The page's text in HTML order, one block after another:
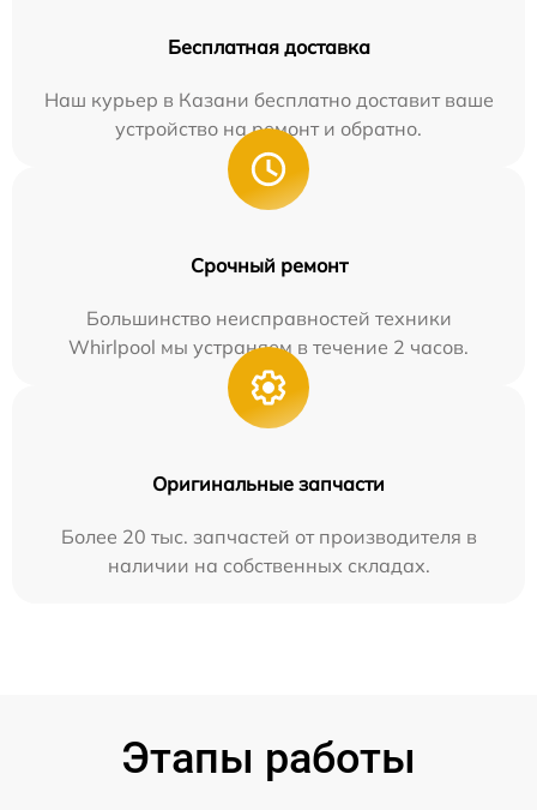
Бесплатная доставка
Наш курьер в Казани бесплатно доставит ваше
устройство на ремонт и обратно.
Срочный ремонт
Большинство неисправностей техники
Whirlpool мы устраняем в течение 2 часов.
Оригинальные запчасти
Более 20 тыс. запчастей от производителя в
наличии на собственных складах.
Этапы работы